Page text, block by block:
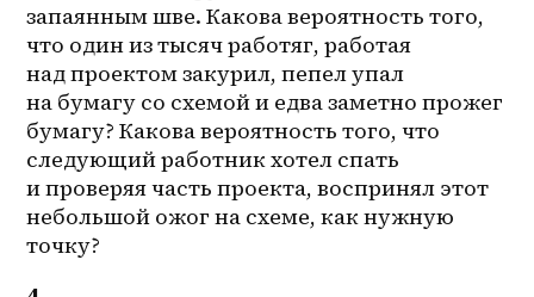
запаянным шве. Какова вероятность того,
что один из тысяч работяг, работая
над проектом закурил, пепел упал
на бумагу со схемой и едва заметно прожег
бумагу? Какова вероятность того, что
следующий работник хотел спать
и проверяя часть проекта, воспринял этот
небольшой ожог на схеме, как нужную
точку?